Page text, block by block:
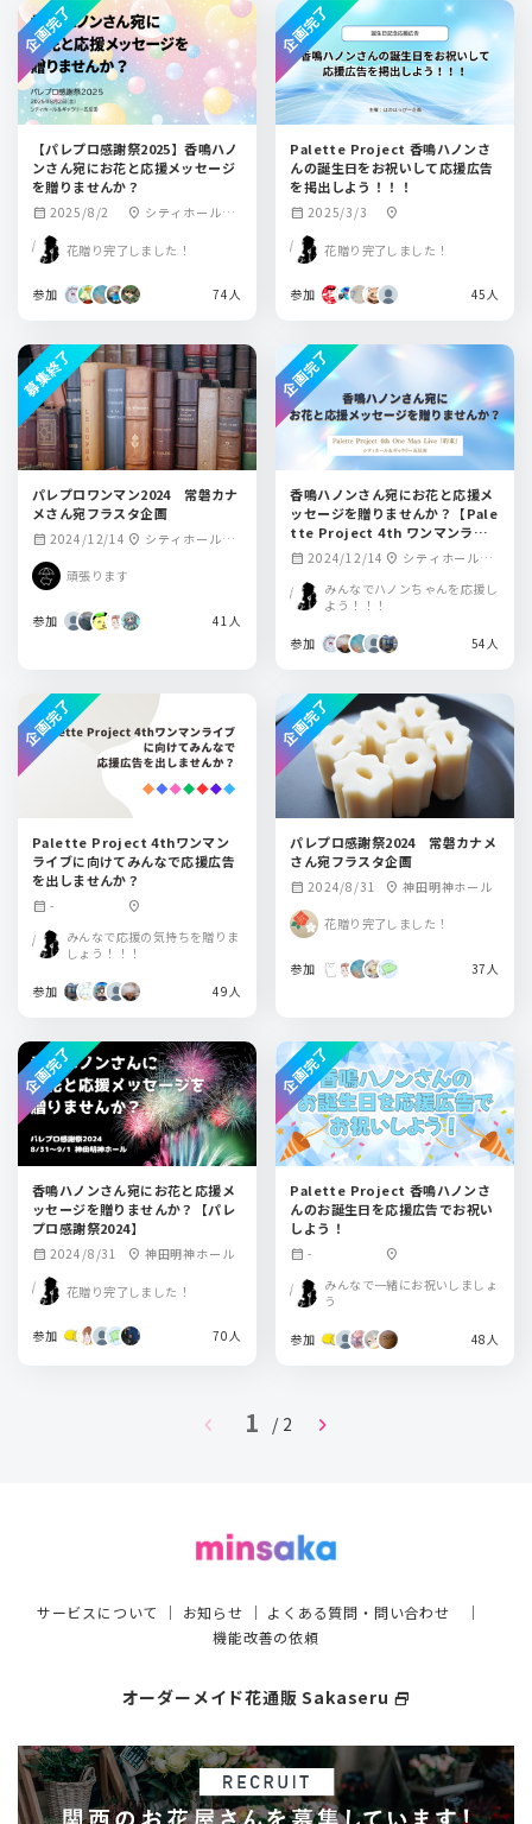
【パレプロ感謝祭2025】香鳴ハノ
ンさん宛にお花と応援メッセージ
を贈りませんか？
calendar_month 2025/8/2 location_on シティホール＆
花贈り完了しました！
参加 74人
企画完了
Palette Project 香鳴ハノンさ
んの誕生日をお祝いして応援広告
を掲出しよう！！！
calendar_month 2025/3/3 location_on
花贈り完了しました！
参加 45人
企画完了
パレプロワンマン2024 常磐カナ
メさん宛フラスタ企画
calendar_month 2024/12/14 location_on シティホール＆
頑張ります
参加 41人
募集終了
香鳴ハノンさん宛にお花と応援メ
ッセージを贈りませんか？【Pale
tte Project 4th ワンマンライ
ブ「約束」】
calendar_month 2024/12/14 location_on シティホール＆
みんなでハノンちゃんを応援し
よう！！！
参加 54人
企画完了
Palette Project 4thワンマン
ライブに向けてみんなで応援広告
を出しませんか？
calendar_month - location_on
みんなで応援の気持ちを贈りま
しょう！！！
参加 49人
企画完了
パレプロ感謝祭2024 常磐カナメ
さん宛フラスタ企画
calendar_month 2024/8/31 location_on 神田明神ホール
花贈り完了しました！
参加 37人
企画完了
香鳴ハノンさん宛にお花と応援メ
ッセージを贈りませんか？【パレ
プロ感謝祭2024】
calendar_month 2024/8/31 location_on 神田明神ホール
花贈り完了しました！
参加 70人
企画完了
Palette Project 香鳴ハノンさ
んのお誕生日を応援広告でお祝い
しよう！
calendar_month - location_on
みんなで一緒にお祝いしましょ
う
参加 48人
企画完了
chevron_left 1 / 2 chevron_right
サービスについて ｜ お知らせ ｜ よくある質問・問い合わせ ｜
機能改善の依頼
オーダーメイド花通販 Sakaseru select_window